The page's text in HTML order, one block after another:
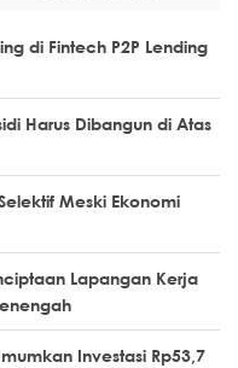
di Fintech P2P Lending
Harus Dibangun di Atas
Meski Ekonomi
Lapangan Kerja
Investasi Rp53,7